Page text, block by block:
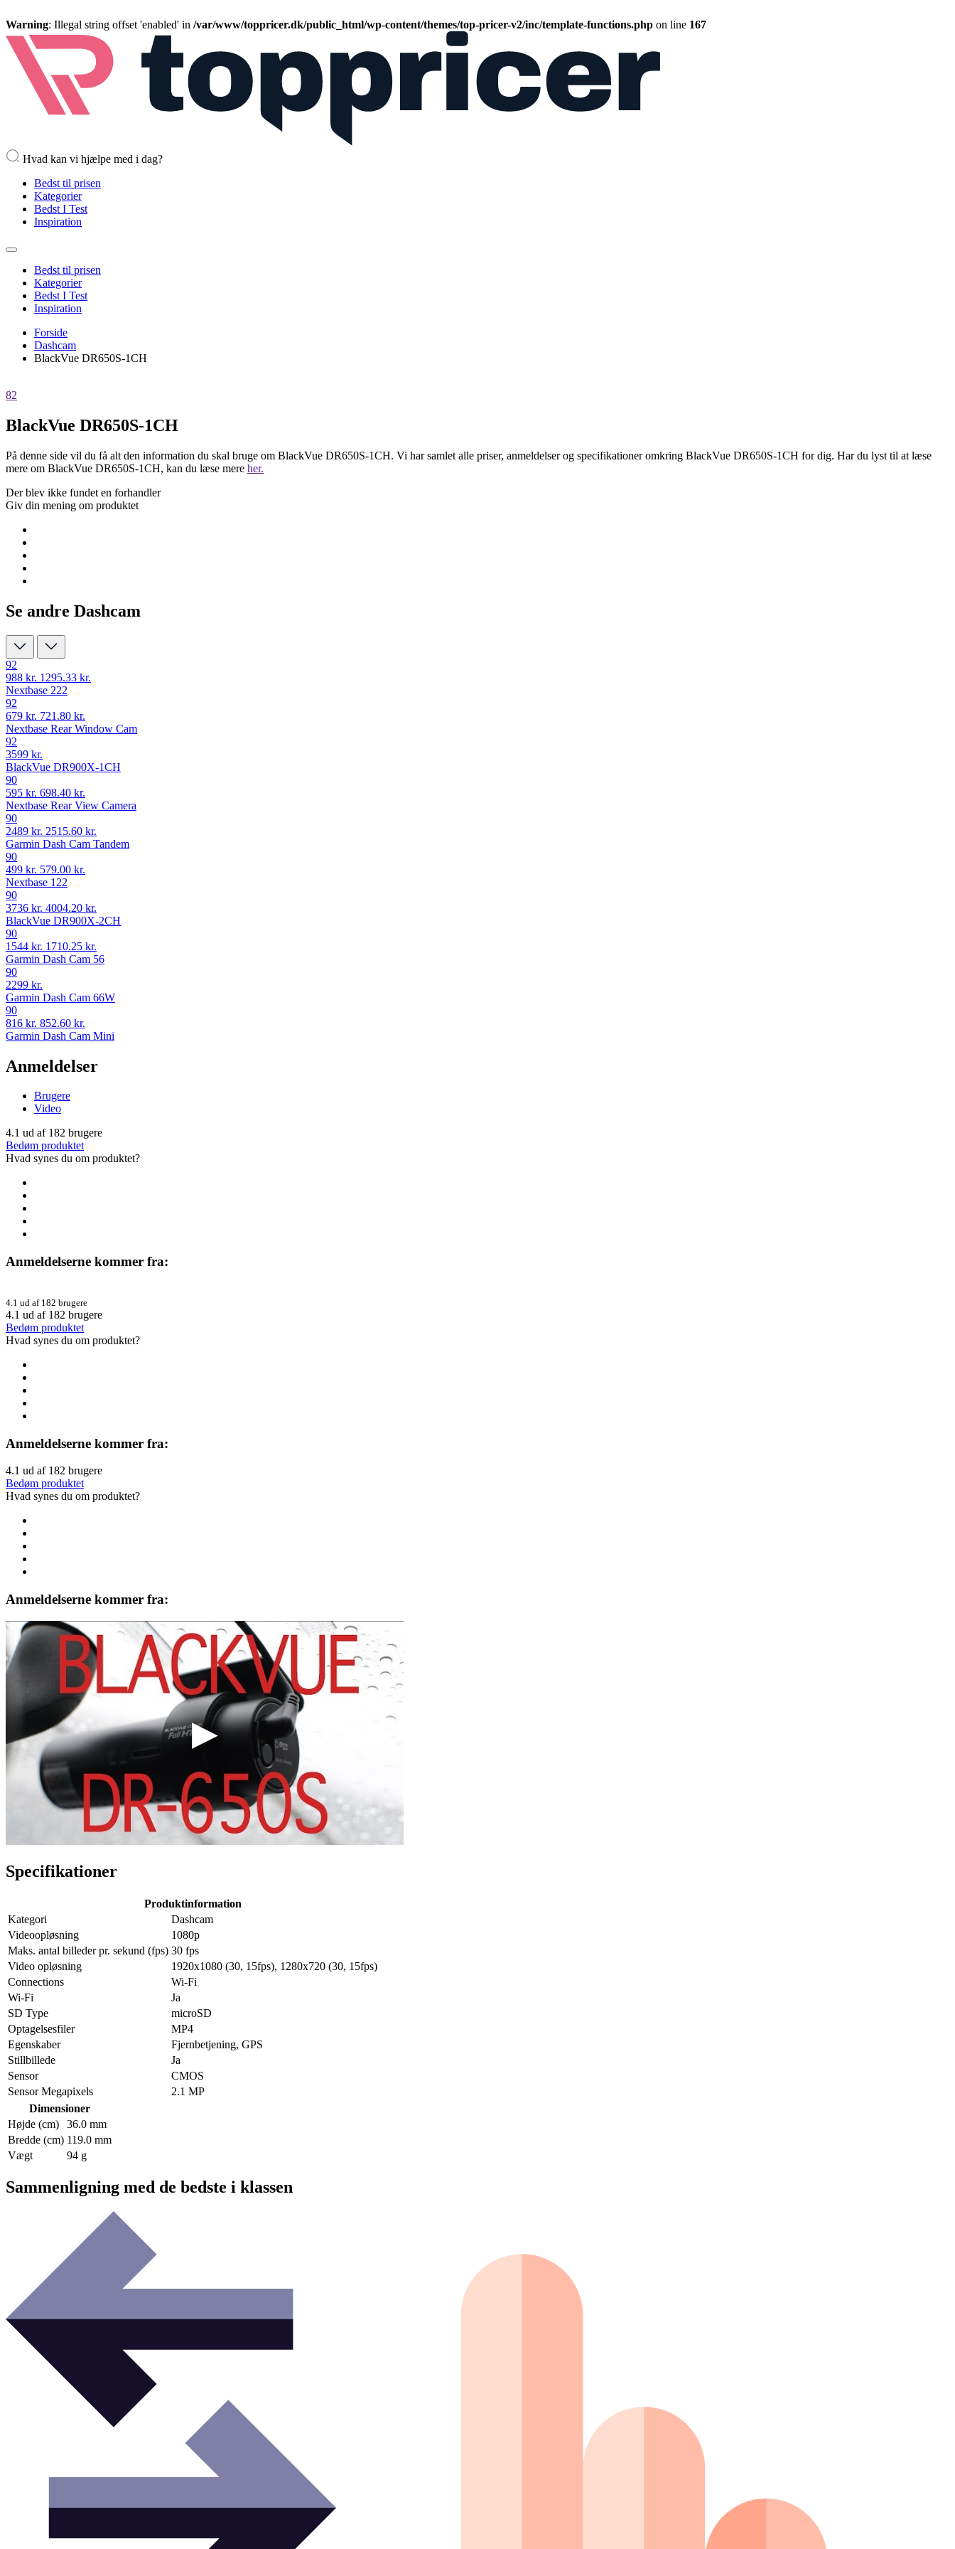
Warning: Illegal string offset 'enabled' in /var/www/toppricer.dk/public_html/wp-content/themes/top-pricer-v2/inc/template-functions.php on line 167
Hvad kan vi hjælpe med i dag?
Bedst til prisen
Kategorier
Bedst I Test
Inspiration
Bedst til prisen
Kategorier
Bedst I Test
Inspiration
Forside
Dashcam
BlackVue DR650S-1CH
82
BlackVue DR650S-1CH
På denne side vil du få alt den information du skal bruge om BlackVue DR650S-1CH. Vi har samlet alle priser, anmeldelser og specifikationer omkring BlackVue DR650S-1CH for dig. Har du lyst til at læse
mere om BlackVue DR650S-1CH, kan du læse mere her.
Der blev ikke fundet en forhandler
Giv din mening om produktet
Se andre Dashcam
92
988 kr. 1295.33 kr.
Nextbase 222
92
679 kr. 721.80 kr.
Nextbase Rear Window Cam
92
3599 kr.
BlackVue DR900X-1CH
90
595 kr. 698.40 kr.
Nextbase Rear View Camera
90
2489 kr. 2515.60 kr.
Garmin Dash Cam Tandem
90
499 kr. 579.00 kr.
Nextbase 122
90
3736 kr. 4004.20 kr.
BlackVue DR900X-2CH
90
1544 kr. 1710.25 kr.
Garmin Dash Cam 56
90
2299 kr.
Garmin Dash Cam 66W
90
816 kr. 852.60 kr.
Garmin Dash Cam Mini
Anmeldelser
Brugere
Video
4.1 ud af 182 brugere
Bedøm produktet
Hvad synes du om produktet?
Anmeldelserne kommer fra:
4.1 ud af 182 brugere
4.1 ud af 182 brugere
Bedøm produktet
Hvad synes du om produktet?
Anmeldelserne kommer fra:
4.1 ud af 182 brugere
Bedøm produktet
Hvad synes du om produktet?
Anmeldelserne kommer fra:
Specifikationer
Produktinformation
Kategori
Dashcam
Videoopløsning
1080p
Maks. antal billeder pr. sekund (fps) 30 fps
Video opløsning
1920x1080 (30, 15fps), 1280x720 (30, 15fps)
Connections
Wi-Fi
Wi-Fi
Ja
SD Type
microSD
Optagelsesfiler
MP4
Egenskaber
Fjernbetjening, GPS
Stillbillede
Ja
Sensor
CMOS
Sensor Megapixels
2.1 MP
Dimensioner
Højde (cm)
36.0 mm
Bredde (cm) 119.0 mm
Vægt
94 g
Sammenligning med de bedste i klassen